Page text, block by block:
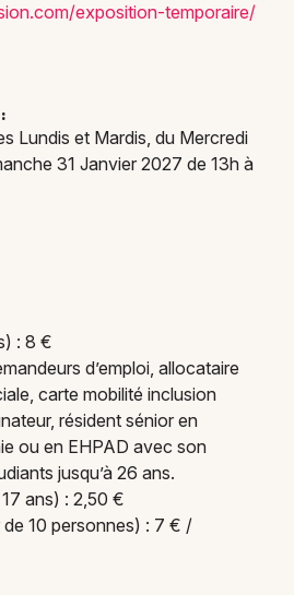
.com/exposition-temporaire/
Lundis et Mardis, du Mercredi
31 Janvier 2027 de 13h à
: 8 €
d’emploi, allocataire
carte mobilité inclusion
résident sénior en
ou en EHPAD avec son
jusqu’à 26 ans.
ans) : 2,50 €
10 personnes) : 7 € /